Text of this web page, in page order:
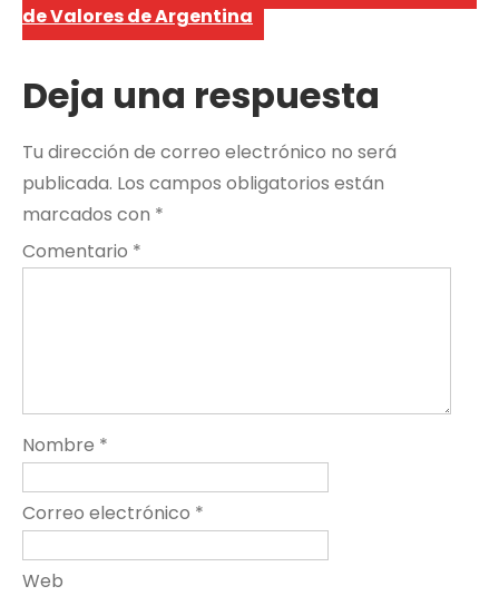
de Valores de Argentina
Deja una respuesta
Tu dirección de correo electrónico no será
publicada. Los campos obligatorios están
marcados con *
Comentario *
Nombre *
Correo electrónico *
Web